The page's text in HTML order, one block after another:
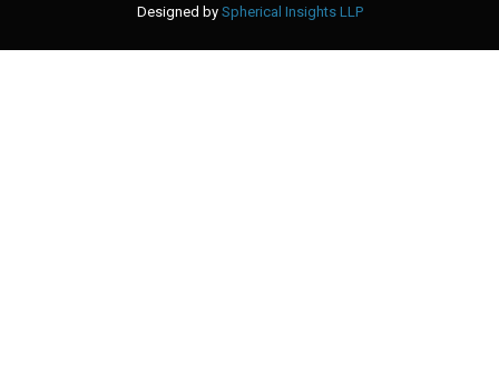
Designed by Spherical Insights LLP